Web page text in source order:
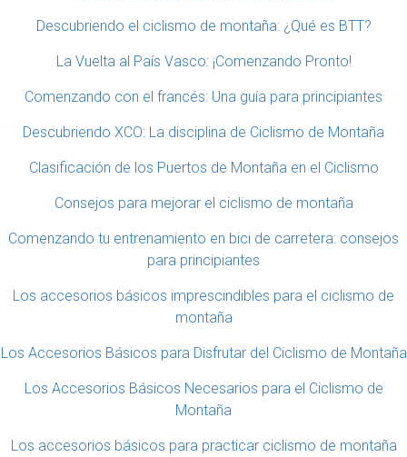
Descubriendo el ciclismo de montaña: ¿Qué es BTT?
La Vuelta al País Vasco: ¡Comenzando Pronto!
Comenzando con el francés: Una guía para principiantes
Descubriendo XCO: La disciplina de Ciclismo de Montaña
Clasificación de los Puertos de Montaña en el Ciclismo
Consejos para mejorar el ciclismo de montaña
Comenzando tu entrenamiento en bici de carretera: consejos
para principiantes
Los accesorios básicos imprescindibles para el ciclismo de
montaña
Los Accesorios Básicos para Disfrutar del Ciclismo de Montaña
Los Accesorios Básicos Necesarios para el Ciclismo de
Montaña
Los accesorios básicos para practicar ciclismo de montaña